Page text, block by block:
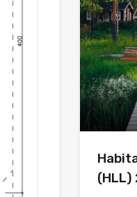
(HLL)